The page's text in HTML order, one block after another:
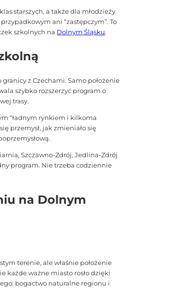
starszych, a także dla młodzieży
ani “zastępczym”. To
szkolnych na Dolnym Śląsku.
z Czechami. Samo położenie
szybko rozszerzyć program o
trasy.
“ładnym rynkiem i kilkoma
przemysł, jak zmieniało się
Szczawno-Zdrój, Jedlina-Zdrój
program. Nie trzeba codziennie
na Dolnym
terenie, ale właśnie położenie
każde ważne miasto rosło dzięki
bogactwo naturalne regionu i